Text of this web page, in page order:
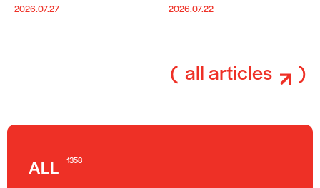
2026.07.27
2026.07.22
all articles
ALL 1358